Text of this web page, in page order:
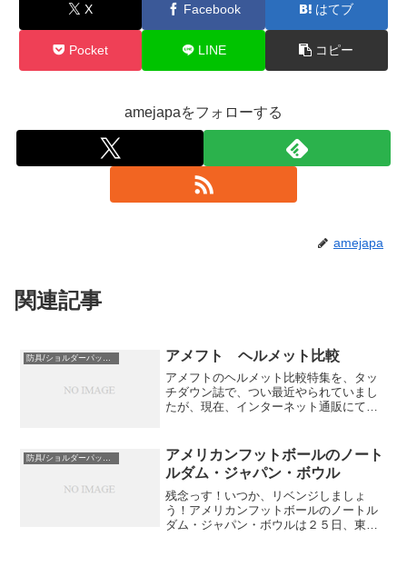
X Facebook はてブ
Pocket LINE コピー
amejapaをフォローする
amejapa
関連記事
防具/ショルダーパッド/ヘルメット アメフト ヘルメット比較
アメフトのヘルメット比較特集を、タッ
チダウン誌で、つい最近やられていまし
たが、現在、インターネット通販にて、3
メフト用ヘルメット）です。シルエット
も丸く、軽量でか...
アメリカンフットボールのノート
ルダム・ジャパン・ボウル
残念っす！いつか、リベンジしましょ
う！アメリカンフットボールのノートル
ダム・ジャパン・ボウルは２５日、東京